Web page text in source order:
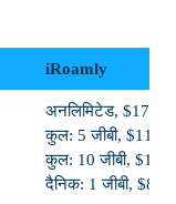
iRoamly
अनलिमिटेड, $17.00
कुल: 5 जीबी, $11.00
कुल: 10 जीबी,
दैनिक: 1 जीबी, $8.50